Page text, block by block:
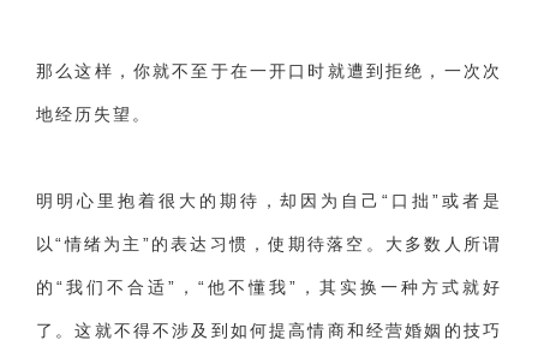
那么这样，你就不至于在一开口时就遭到拒绝，一次次
地经历失望。
明明心里抱着很大的期待，却因为自己“口拙”或者是
以“情绪为主”的表达习惯，使期待落空。大多数人所谓
的“我们不合适”，“他不懂我”，其实换一种方式就好
了。这就不得不涉及到如何提高情商和经营婚姻的技巧